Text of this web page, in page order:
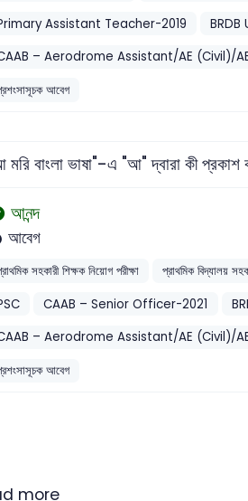
Assistant Teacher-2019
BRDB
– Aerodrome Assistant/AE (Civil)/
আবেগ
বাংলা ভাষা"-এ "আ" দ্বারা কী প্রকাশ
আনন্দ
আবেগ
সহকারী শিক্ষক নিয়োগ পরীক্ষা প্রাথমিক বিদ্যালয়
CAAB – Senior Officer-2021
– Aerodrome Assistant/AE (Civil)/
আবেগ
more